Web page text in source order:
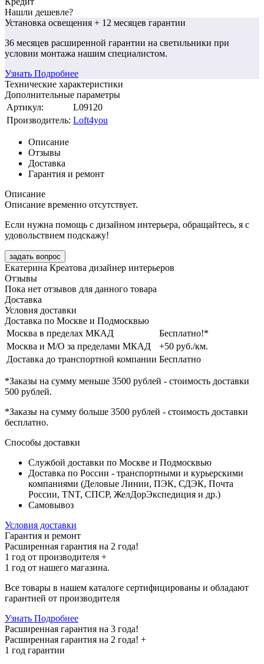
Нашли дешевле?
Установка освещения + 12 месяцев гарантии
36 месяцев расширенной гарантии на светильники при
условии монтажа нашим специалистом.
Узнать Подробнее
Технические характеристики
Дополнительные параметры
Артикул:
L09120
Производитель: Loft4you
Описание
Отзывы
Доставка
Гарантия и ремонт
Описание
Описание временно отсутствует.
Если нужна помощь с дизайном интерьера, обращайтесь, я с
удовольствием подскажу!
задать вопрос
Екатерина Креатова дизайнер интерьеров
Отзывы
Пока нет отзывов для данного товара
Доставка
Условия доставки
Доставка по Москве и Подмосквью
Москва в пределах МКАД
Бесплатно!*
Москва и М/О за пределами МКАД
+50 руб./км.
Доставка до транспортной компании Бесплатно
*Заказы на сумму меньше 3500 рублей - стоимость доставки
500 рублей.
*Заказы на сумму больше 3500 рублей - стоимость доставки
бесплатно.
Способы доставки
Службой доставки по Москве и Подмосквью
Доставка по России - транспортными и курьерскими
компаниями (Деловые Линии, ПЭК, СДЭК, Почта
России, TNT, СПСР, ЖелДорЭкспедиция и др.)
Самовывоз
Условия доставки
Гарантия и ремонт
Расширенная гарантия на 2 года!
1 год от производителя +
1 год от нашего магазина.
Все товары в нашем каталоге сертифицированы и обладают
гарантией от производителя
Узнать Подробнее
Расширенная гарантия на 3 года!
Расширенная гарантия на 2 года! +
1 год гарантии